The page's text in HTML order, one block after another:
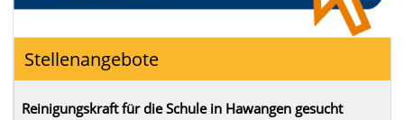
Stellenangebote
Reinigungskraft für die Schule in Hawangen gesucht